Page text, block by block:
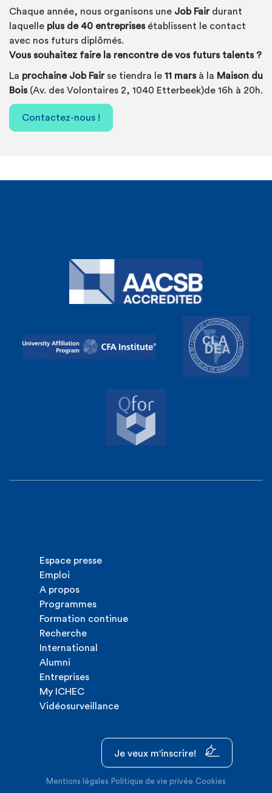
Chaque année, nous organisons une Job Fair durant
laquelle plus de 40 entreprises établissent le contact
avec nos futurs diplômés.
Vous souhaitez faire la rencontre de vos futurs talents ?
La prochaine Job Fair se tiendra le 11 marsà la Maison du
Bois(Av. des Volontaires 2, 1040 Etterbeek)de 16h à 20h.
Contactez-nous !
Espace presse
Emploi
A propos
Programmes
Formation continue
Recherche
International
Alumni
Entreprises
My ICHEC
Vidéosurveillance
Je veux m'inscrire!
Mentions légales Politique de vie privée Cookies